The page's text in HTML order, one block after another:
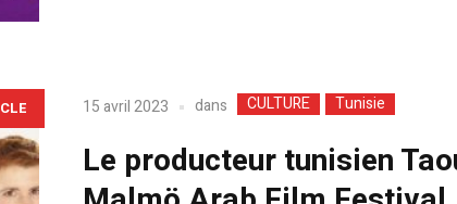
15 avril 2023 dans CULTURE Tunisie
Le producteur tunisien